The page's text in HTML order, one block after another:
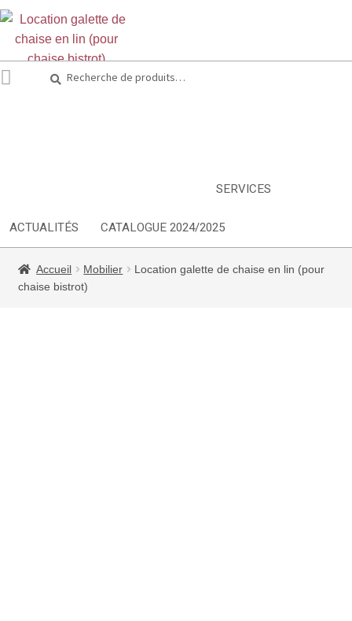
pour :
SERVICES
ACTUALITÉS CATALOGUE 2024/2025
Accueil Mobilier
Location galette de chaise en lin (pour
chaise bistrot)